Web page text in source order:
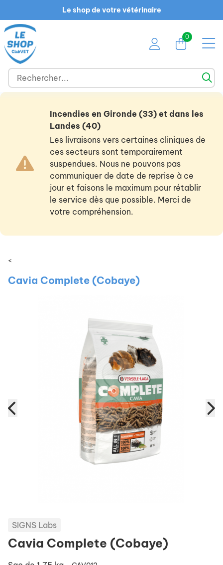
Le shop de votre vétérinaire
0
Incendies en Gironde (33) et dans les
Landes (40)
Les livraisons vers certaines cliniques de
ces secteurs sont temporairement
suspendues. Nous ne pouvons pas
communiquer de date de reprise à ce
jour et faisons le maximum pour rétablir
le service dès que possible. Merci de
votre compréhension.
<
Cavia Complete (Cobaye)
SIGNS Labs
Cavia Complete (Cobaye)